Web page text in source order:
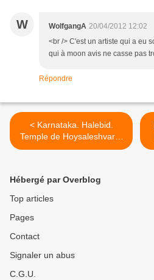
W WolfgangA 20/04/2012 12:02
<br /> C'est un artiste qui a eu
qui à moon avis ne casse pas
Répondre
< Karnataka. Halebid.
Temple de Hoysaleshvara.
(2)
Hébergé par Overblog
Top articles
Pages
Contact
Signaler un abus
C.G.U.